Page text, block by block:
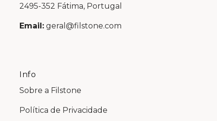
2495-352 Fátima, Portugal
Email: geral@filstone.com
Info
Sobre a Filstone
Política de Privacidade